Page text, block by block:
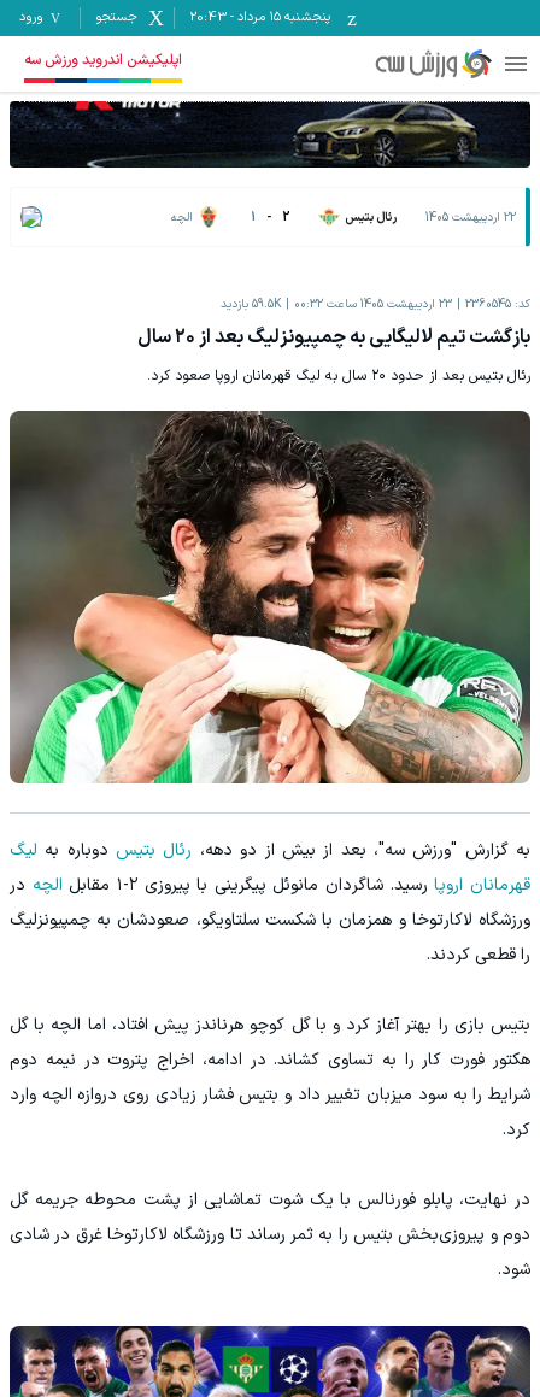
پنجشنبه ۱۵ مرداد -
20:43 جستجو ورود
اپلیکیشن اندروید ورزش سه
22 اردیبهشت 1405 رئال بتیس 2
-
1 الچه
کد: 2360545 23 اردیبهشت 1405 ساعت 00:32 59.5K بازدید
بازگشت تیم لالیگایی به چمپیونزلیگ بعد از ۲۰ سال
رئال بتیس بعد از حدود ۲۰ سال به لیگ قهرمانان اروپا صعود کرد.
به گزارش "ورزش سه"، بعد از بیش از دو دهه، رئال بتیس دوباره به لیگ
قهرمانان اروپارسید. شاگردان مانوئل پیگرینی با پیروزی ۲-۱ مقابل الچه در
ورزشگاه لاکارتوخا و همزمان با شکست سلتاویگو، صعودشان به چمپیونزلیگ
را قطعی کردند.
بتیس بازی را بهتر آغاز کرد و با گل کوچو هرناندز پیش افتاد، اما الچه با گل
هکتور فورت کار را به تساوی کشاند. در ادامه، اخراج پتروت در نیمه دوم
شرایط را به سود میزبان تغییر داد و بتیس فشار زیادی روی دروازه الچه وارد
کرد.
در نهایت، پابلو فورنالس با یک شوت تماشایی از پشت محوطه جریمه گل
دوم و پیروزی‌بخش بتیس را به ثمر رساند تا ورزشگاه لاکارتوخا غرق در شادی
شود.